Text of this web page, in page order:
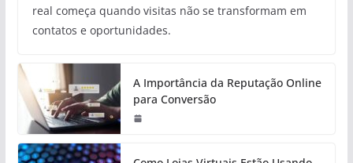
real começa quando visitas não se transformam em
contatos e oportunidades.
A Importância da Reputação Online
para Conversão